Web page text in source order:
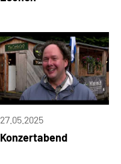
27.05.2025
Konzertabend